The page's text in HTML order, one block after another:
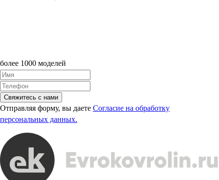
более 1000 моделей
Свяжитесь с нами
Отправляя форму, вы даете Согласие на обработку
персональных данных.